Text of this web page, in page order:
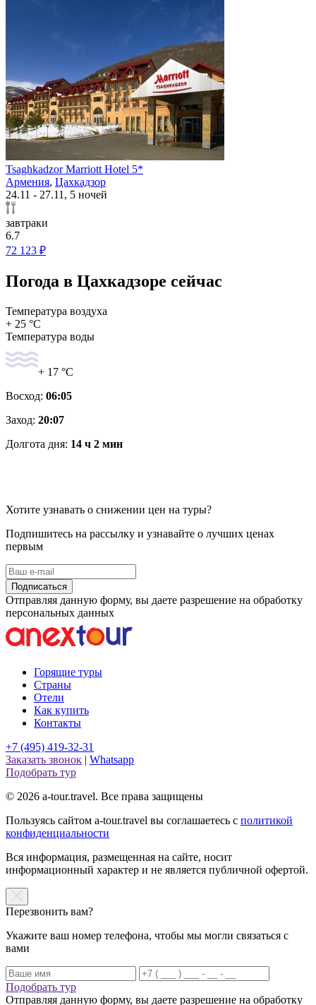
Tsaghkadzor Marriott Hotel 5*
Армения, Цахкадзор
24.11 - 27.11, 5 ночей
завтраки
6.7
72 123 ₽
Погода в Цахкадзоре сейчас
Температура воздуха
+ 25 °C
Температура воды
+ 17 °C
Восход: 06:05
Заход: 20:07
Долгота дня: 14 ч 2 мин
Хотите узнавать о снижении цен на туры?
Подпишитесь на рассылку и узнавайте о лучших ценах
первым
Подписаться
Отправляя данную форму, вы даете разрешение на обработку
персональных данных
Горящие туры
Страны
Отели
Как купить
Контакты
+7 (495) 419-32-31
Заказать звонок | Whatsapp
Подобрать тур
© 2026 a-tour.travel. Все права защищены
Пользуясь сайтом a-tour.travel вы соглашаетесь с политикой
конфиденциальности
Вся информация, размещенная на сайте, носит
информационный характер и не является публичной офертой.
Перезвонить вам?
Укажите ваш номер телефона, чтобы мы могли связаться с
вами
Подобрать тур
Отправляя данную форму, вы даете разрешение на обработку